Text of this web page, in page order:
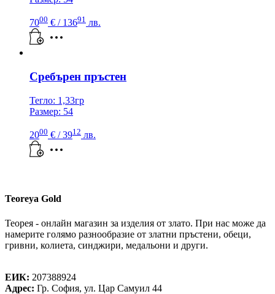
7000 € / 13691 лв.
Сребърен пръстен
Тегло: 1,33гр
Размер: 54
2000 € / 3912 лв.
Teoreya Gold
Теорея - онлайн магазин за изделия от злато. При нас може да
намерите голямо разнообразие от златни пръстени, обеци,
гривни, колиета, синджири, медальони и други.
ЕИК: 207388924
Адрес: Гр. София, ул. Цар Самуил 44